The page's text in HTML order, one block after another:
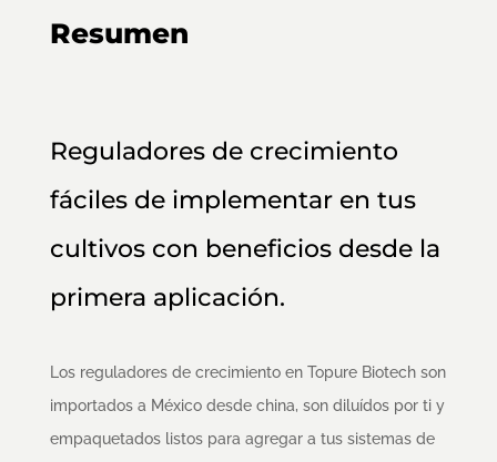
Resumen
Reguladores de crecimiento
fáciles de implementar en tus
cultivos con beneficios desde la
primera aplicación.
Los reguladores de crecimiento en Topure Biotech son
importados a México desde china, son diluídos por ti y
empaquetados listos para agregar a tus sistemas de